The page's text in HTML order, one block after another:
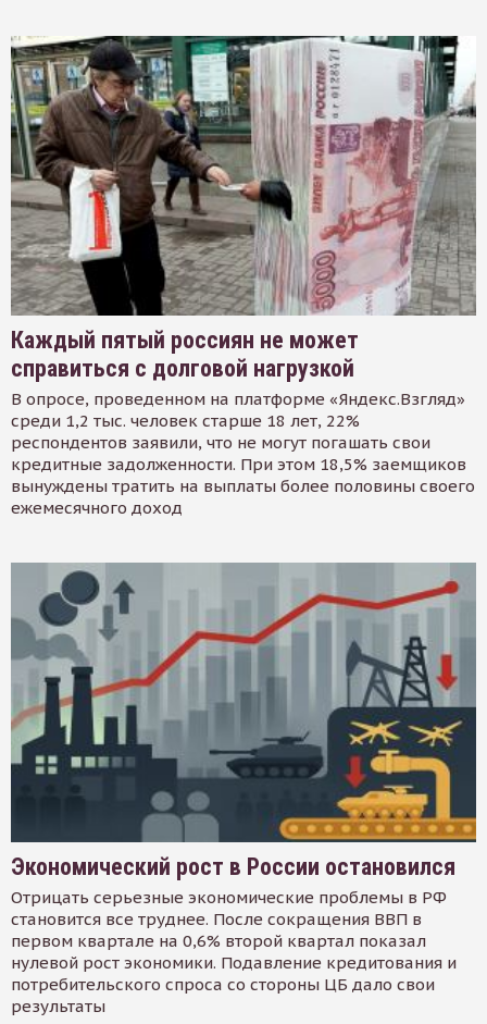
Каждый пятый россиян не может
справиться с долговой нагрузкой
В опросе, проведенном на платформе «Яндекс.Взгляд»
среди 1,2 тыс. человек старше 18 лет, 22%
респондентов заявили, что не могут погашать свои
кредитные задолженности. При этом 18,5% заемщиков
вынуждены тратить на выплаты более половины своего
ежемесячного доход
Экономический рост в России остановился
Отрицать серьезные экономические проблемы в РФ
становится все труднее. После сокращения ВВП в
первом квартале на 0,6% второй квартал показал
нулевой рост экономики. Подавление кредитования и
потребительского спроса со стороны ЦБ дало свои
результаты